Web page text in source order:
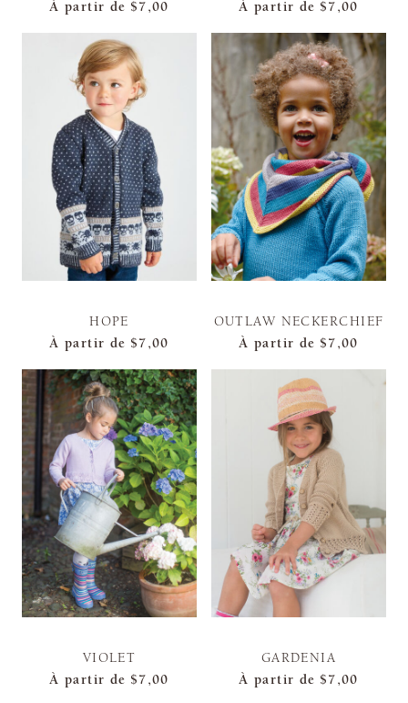
À partir de $7,00
À partir de $7,00
HOPE
À partir de $7,00
OUTLAW NECKERCHIEF
À partir de $7,00
VIOLET
À partir de $7,00
GARDENIA
À partir de $7,00